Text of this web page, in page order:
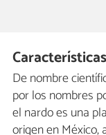
De nombre
por los nombres
el nardo es una
origen en México,